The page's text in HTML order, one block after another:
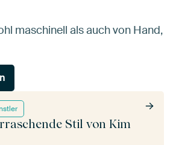
Stil von Kim
maschinell als auch von Hand,